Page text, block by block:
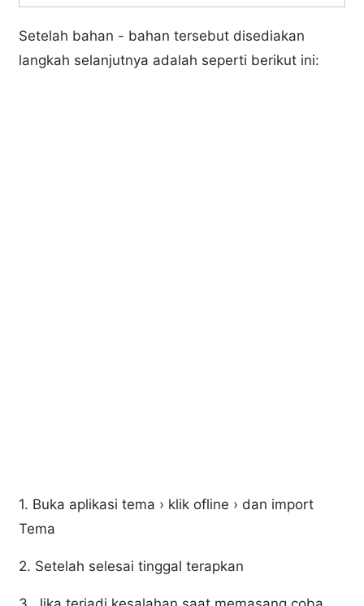
Setelah bahan - bahan tersebut disediakan
langkah selanjutnya adalah seperti berikut ini:
1. Buka aplikasi tema › klik ofline › dan import
Tema
2. Setelah selesai tinggal terapkan